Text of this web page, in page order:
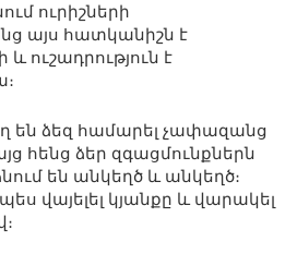
ուրիշների
այս հատկանիշն է
ուշադրություն է
են ձեզ համարել չափազանց
հենց ձեր զգացմունքներն
են անկեղծ և անկեղծ։
վայելել կյանքը և վարակել